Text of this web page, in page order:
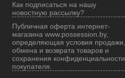
Как подписаться на нашу
новостную рассылку?
Публичная оферта интернет-
магазина www.possession.by,
определяющая условия продажи,
обмена и возврата товаров и
сохранения конфиденциальности
покупателя.